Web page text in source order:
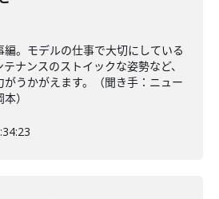
編。モデルの仕事で大切にしている
ナンスのストイックな姿勢など、
うかがえます。（聞き手：ニュー
）